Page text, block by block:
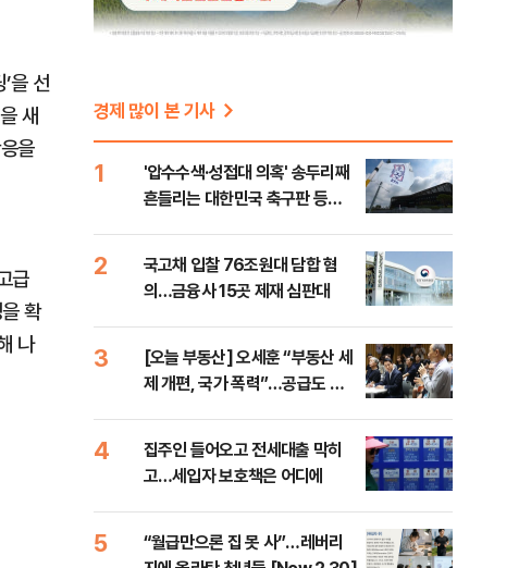
을 선
새
을
급
확
나
경제 많이 본 기사
1
'압수수색·성접대 의혹' 송두리째
흔들리는 대한민국 축구판 등
2
국고채 입찰 76조원대 담합 혐
의…금융사 15곳 제재 심판대
3
[오늘 부동산] 오세훈 “부동산 세
제 개편, 국가 폭력”…공급도 정
4
집주인 들어오고 전세대출 막히
고…세입자 보호책은 어디에
5
“월급만으론 집 못 사”…레버리